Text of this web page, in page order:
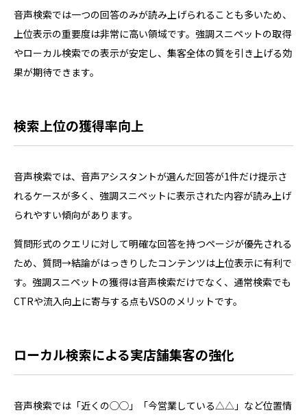
音声検索では一つの回答のみが読み上げられることも多いため、
上位表示の重要度は非常に高い領域です。強調スニペットの取得
やローカル検索での表示が安定し、集客全体の質を引き上げる効
果が期待できます。
検索上位の獲得率向上
音声検索では、音声アシスタントが選んだ回答が1件だけ提示さ
れるケースが多く、強調スニペットに表示された内容が読み上げ
られやすい傾向があります。
質問形式のクエリに対して明確な回答を持つページが優先される
ため、質問→結論がはっきりしたコンテンツは上位表示に有利で
す。強調スニペットの獲得は音声検索だけでなく、通常検索でも
CTRや流入向上に寄与する点もVSOのメリットです。
ローカル検索による実店舗集客の強化
音声検索では「近くの◯◯」「今営業している△△」など位置情